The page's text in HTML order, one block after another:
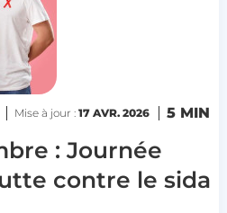
Mise à jour : 17 AVR. 2026 5 MIN
: Journée
contre le sida